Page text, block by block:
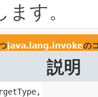
ます。
java.lang.invokeの
説明